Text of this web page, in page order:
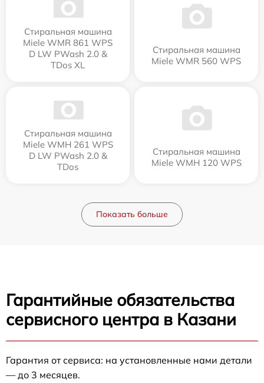
Стиральная машина
Miele WMR 861 WPS
D LW PWash 2.0 &
TDos XL
Стиральная машина
Miele WMR 560 WPS
Стиральная машина
Miele WMH 261 WPS
D LW PWash 2.0 &
TDos
Стиральная машина
Miele WMH 120 WPS
Показать больше
Гарантийные обязательства
сервисного центра в Казани
Гарантия от сервиса: на установленные нами детали
— до 3 месяцев.